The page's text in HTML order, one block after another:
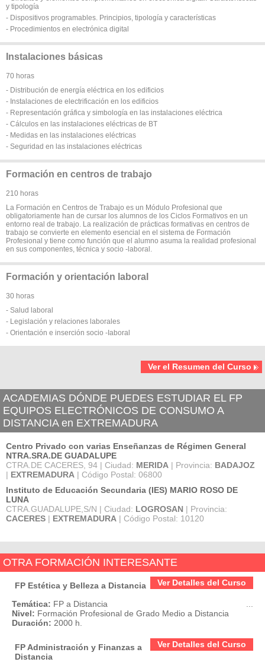
y tipología
- Dispositivos programables. Principios, tipología y características
- Procedimientos en electrónica digital
Instalaciones básicas
70 horas
- Distribución de energía eléctrica en los edificios
- Instalaciones de electrificación en los edificios
- Representación gráfica y simbología en las instalaciones eléctrica
- Cálculos en las instalaciones eléctricas de BT
- Medidas en las instalaciones eléctricas
- Seguridad en las instalaciones eléctricas
Formación en centros de trabajo
210 horas
La Formación en Centros de Trabajo es un Módulo Profesional que
obligatoriamente han de cursar los alumnos de los Ciclos Formativos en un
entorno real de trabajo. La realización de prácticas formativas en centros de
trabajo se convierte en elemento esencial en el sistema de Formación
Profesional y tiene como función que el alumno asuma la realidad profesional
en sus componentes, técnica y socio -laboral.
Formación y orientación laboral
30 horas
- Salud laboral
- Legislación y relaciones laborales
- Orientación e inserción socio -Iaboral
Ver el Resumen del Curso
ACADEMIAS DÓNDE PUEDES ESTUDIAR EL FP
EQUIPOS ELECTRÓNICOS DE CONSUMO A
DISTANCIA en EXTREMADURA
Centro Privado con varias Enseñanzas de Régimen General
NTRA.SRA.DE GUADALUPE
CTRA.DE CACERES, 94 | Ciudad: MERIDA | Provincia: BADAJOZ
| EXTREMADURA | Código Postal: 06800
Instituto de Educación Secundaria (IES) MARIO ROSO DE
LUNA
CTRA.GUADALUPE,S/N | Ciudad: LOGROSAN | Provincia:
CACERES | EXTREMADURA | Código Postal: 10120
OTRA FORMACIÓN INTERESANTE
Ver Detalles del Curso
FP Estética y Belleza a Distancia
Temática: FP a Distancia
Nivel: Formación Profesional de Grado Medio a Distancia
Duración: 2000 h.
Ver Detalles del Curso
FP Administración y Finanzas a
Distancia